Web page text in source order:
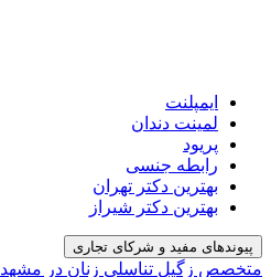
ایمپلنت
لمینت دندان
پریود
رابطه جنسی
بهترین دکتر تهران
بهترین دکتر شیراز
پیوندهای مفید و شرکای تجاری
متخصص زگیل تناسلی زنان در مشهد